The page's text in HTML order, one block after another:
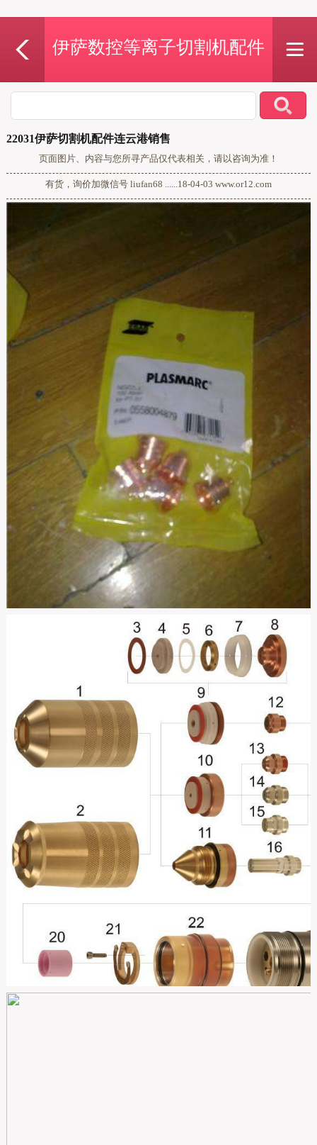
伊萨数控等离子切割机配件
22031伊萨切割机配件连云港销售
页面图片、内容与您所寻产品仅代表相关，请以咨询为准！
有货，询价加微信号 liufan68 ......18-04-03 www.or12.com